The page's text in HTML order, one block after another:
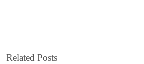
Related Posts